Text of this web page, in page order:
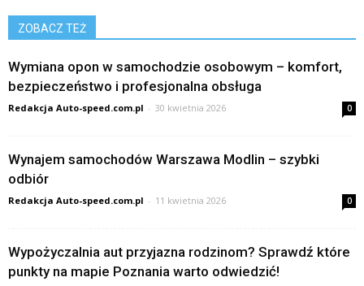
ZOBACZ TEŻ
Wymiana opon w samochodzie osobowym – komfort,
bezpieczeństwo i profesjonalna obsługa
Redakcja Auto-speed.com.pl - 30 kwietnia 2026 0
Wynajem samochodów Warszawa Modlin – szybki
odbiór
Redakcja Auto-speed.com.pl - 11 kwietnia 2026 0
Wypożyczalnia aut przyjazna rodzinom? Sprawdź które
punkty na mapie Poznania warto odwiedzić!